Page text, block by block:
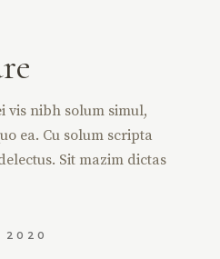
vis nibh solum simul,
ea. Cu solum scripta
Sit mazim dictas
2020